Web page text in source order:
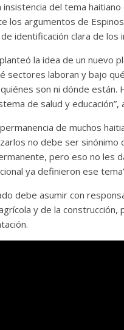
del tema
los argumentos de
identificación clara de los
la idea de un nuevo
sectores laboran y bajo
son ni dónde están.
de salud y educación”,
de muchos
no debe ser sinónimo
pero eso no les
ya definieron ese
debe asumir con
y de la